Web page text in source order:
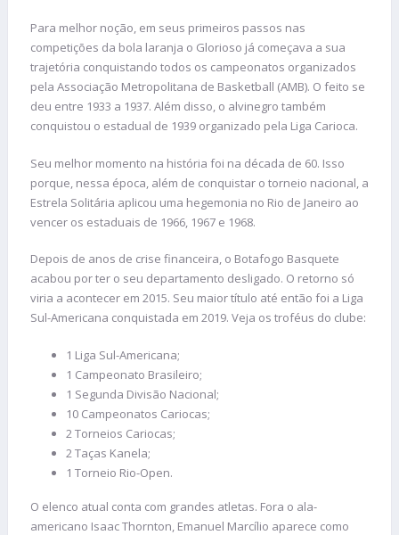
Para melhor noção, em seus primeiros passos nas
competições da bola laranja o Glorioso já começava a sua
trajetória conquistando todos os campeonatos organizados
pela Associação Metropolitana de Basketball (AMB). O feito se
deu entre 1933 a 1937. Além disso, o alvinegro também
conquistou o estadual de 1939 organizado pela Liga Carioca.
Seu melhor momento na história foi na década de 60. Isso
porque, nessa época, além de conquistar o torneio nacional, a
Estrela Solitária aplicou uma hegemonia no Rio de Janeiro ao
vencer os estaduais de 1966, 1967 e 1968.
Depois de anos de crise financeira, o Botafogo Basquete
acabou por ter o seu departamento desligado. O retorno só
viria a acontecer em 2015. Seu maior título até então foi a Liga
Sul-Americana conquistada em 2019. Veja os troféus do clube:
1 Liga Sul-Americana;
1 Campeonato Brasileiro;
1 Segunda Divisão Nacional;
10 Campeonatos Cariocas;
2 Torneios Cariocas;
2 Taças Kanela;
1 Torneio Rio-Open.
O elenco atual conta com grandes atletas. Fora o ala-
americano Isaac Thornton, Emanuel Marcílio aparece como